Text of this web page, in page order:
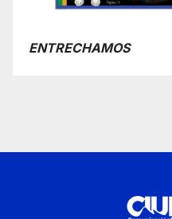
ENTRECHAMOS